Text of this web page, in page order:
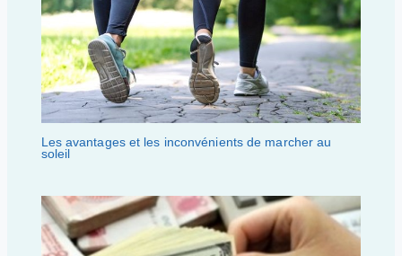
Les avantages et les inconvénients de marcher au
soleil